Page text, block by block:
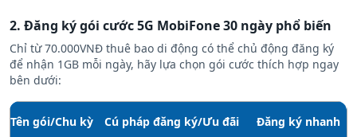
2. Đăng ký gói cước 5G MobiFone 30 ngày phổ biến
Chỉ từ 70.000VNĐ thuê bao di động có thể chủ động đăng ký
để nhận 1GB mỗi ngày, hãy lựa chọn gói cước thích hợp ngay
bên dưới:
Tên gói/Chu kỳ Cú pháp đăng ký/Ưu đãi Đăng ký nhanh